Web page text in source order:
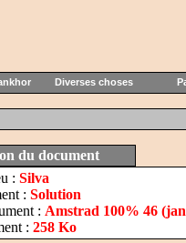
Diverses choses
du document
: Silva
: Solution
: Amstrad 100% 46
: 258 Ko